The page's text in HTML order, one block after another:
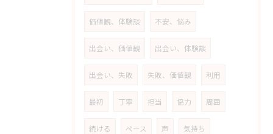
価値観、体験談 不安、悩み
出会い、価値観 出会い、体験談
出会い、失敗 失敗、価値観 利用
最初 丁寧 担当 協力 周囲
続ける ペース 声 気持ち